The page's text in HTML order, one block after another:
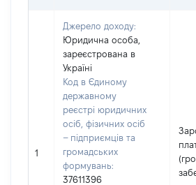
1
Джерело доходу:
Юридична особа,
зареєстрована в
Україні
Код в Єдиному
державному
реєстрі юридичних
осіб, фізичних осіб
– підприємців та
громадських
формувань:
37611396